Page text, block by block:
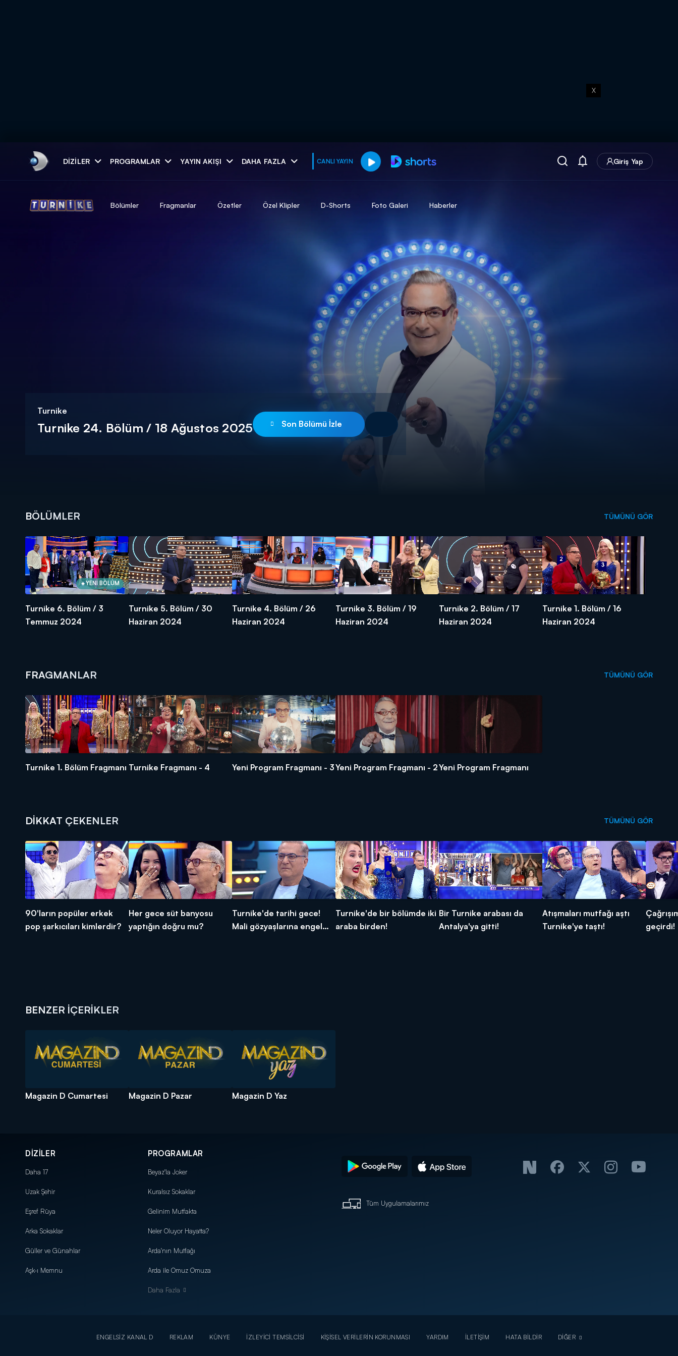
X
DIZILER PROGRAMLAR YAYIN AKIŞI DAHA FAZLA CANLI YAYIN Giriş Yap
muhteşem ikili
Turnike
Turnike 24. Bölüm / 18 Ağustos 2025 Son Bölümü İzle
Bölümler Fragmanlar Özetler Özel Klipler D-Shorts Foto Galeri Haberler
BÖLÜMLER TÜMÜNÜ GÖR
YENİ BÖLÜM
Turnike 6. Bölüm / 3
Temmuz 2024
Turnike 5. Bölüm / 30
Haziran 2024
Turnike 4. Bölüm / 26
Haziran 2024
Turnike 3. Bölüm / 19
Haziran 2024
Turnike 2. Bölüm / 17
Haziran 2024
Turnike 1. Bölüm / 16
Haziran 2024
FRAGMANLAR TÜMÜNÜ GÖR
Turnike 1. Bölüm Fragmanı Turnike Fragmanı - 4 Yeni Program Fragmanı - 3Yeni Program Fragmanı - 2Yeni Program Fragmanı
DİKKAT ÇEKENLER TÜMÜNÜ GÖR
90'ların popüler erkek
pop şarkıcıları kimlerdir?
Her gece süt banyosu
yaptığın doğru mu?
Turnike'de tarihi gece!
Mali gözyaşlarına engel
Turnike'de bir bölümde iki
araba birden!
Bir Turnike arabası da
Antalya'ya gitti!
Atışmaları mutfağı aştı
Turnike'ye taştı!
geçirdi!
BENZER İÇERİKLER
Magazin D Cumartesi Magazin D Pazar Magazin D Yaz
DİZİLER
Daha 17
Uzak Şehir
Eşref Rüya
Arka Sokaklar
Güller ve Günahlar
Aşk-ı Memnu
PROGRAMLAR
Beyaz'la Joker
Kuralsız Sokaklar
Gelinim Mutfakta
Neler Oluyor Hayatta?
Arda'nın Mutfağı
Arda ile Omuz Omuza
Daha Fazla
Tüm Uygulamalarımız
ENGELSİZ KANAL D REKLAM KÜNYE İZLEYİCİ TEMSİLCİSİ KİŞİSEL VERİLERİN KORUNMASI YARDIM İLETİŞİM HATA BİLDİR DİĞER